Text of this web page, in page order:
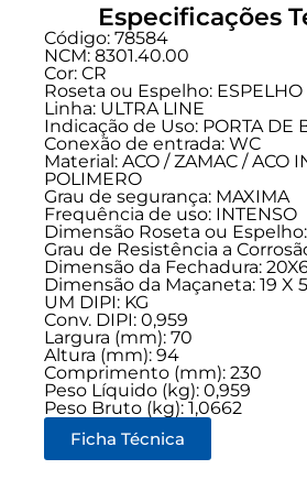
Especificações
Código: 78584
NCM: 8301.40.00
Cor: CR
Roseta ou Espelho: ESPELHO
Linha: ULTRA LINE
Indicação de Uso: PORTA DE
Conexão de entrada: WC
Material: ACO / ZAMAC / ACO
POLIMERO
Grau de segurança: MAXIMA
Frequência de uso: INTENSO
Dimensão Roseta ou
Grau de Resistência a
Dimensão da Fechadura:
Dimensão da Maçaneta: 19 X
UM DIPI: KG
Conv. DIPI: 0,959
Largura (mm): 70
Altura (mm): 94
Comprimento (mm): 230
Peso Líquido (kg): 0,959
Peso Bruto (kg): 1,0662
Ficha Técnica